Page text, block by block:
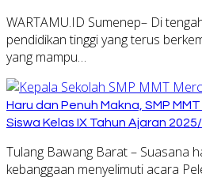
WARTAMU.ID Sumenep– Di
pendidikan tinggi yang terus
yang mampu…
Haru dan Penuh Makna, SMP
Siswa Kelas IX Tahun Ajaran
Tulang Bawang Barat – Suasana
kebanggaan menyelimuti acara